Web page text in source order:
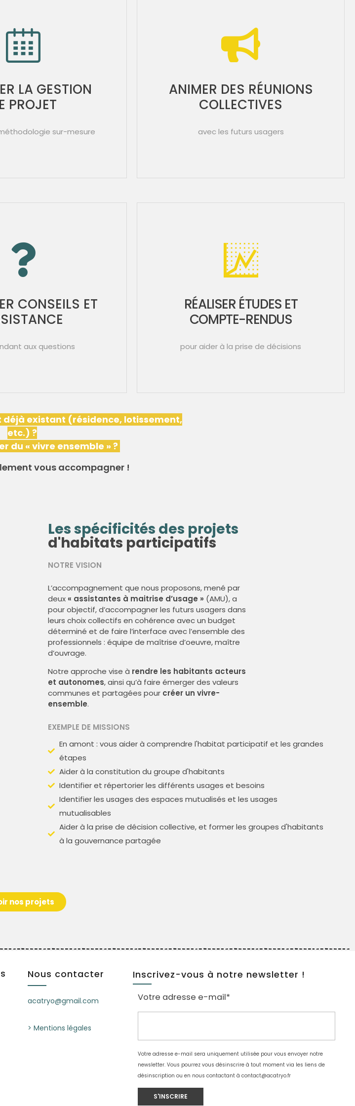
LA GESTION
PROJET
sur-mesure
ANIMER DES RÉUNIONS
COLLECTIVES
avec les futurs usagers
CONSEILS ET
aux questions
RÉALISER ÉTUDES ET
COMPTE-RENDUS
pour aider à la prise de décisions
déjà existant (résidence, lotissement,
etc.) ?
du « vivre ensemble » ?
vous accompagner !
Les spécificités des projets
d'habitats participatifs
NOTRE VISION
L’accompagnement que nous proposons, mené par
deux « assistantes à maitrise d’usage » (AMU), a
pour objectif, d’accompagner les futurs usagers dans
leurs choix collectifs en cohérence avec un budget
déterminé et de faire l’interface avec l’ensemble des
professionnels : équipe de maîtrise d’oeuvre, maître
d’ouvrage.
Notre approche vise à rendre les habitants acteurs
et autonomes, ainsi qu’à faire émerger des valeurs
communes et partagées pour créer un vivre-
ensemble.
EXEMPLE DE MISSIONS
En amont : vous aider à comprendre l'habitat participatif et les grandes
étapes
Aider à la constitution du groupe d'habitants
Identifier et répertorier les différents usages et besoins
Identifier les usages des espaces mutualisés et les usages
mutualisables
Aider à la prise de décision collective, et former les groupes d'habitants
à la gouvernance partagée
nos projets
Nous contacter
acatryo@gmail.com
> Mentions légales
Inscrivez-vous à notre newsletter !
Votre adresse e-mail*
Votre adresse e-mail sera uniquement utilisée pour vous envoyer notre
newsletter. Vous pourrez vous désinscrire à tout moment via les liens de
désinscription ou en nous contactant à contact@acatryo.fr